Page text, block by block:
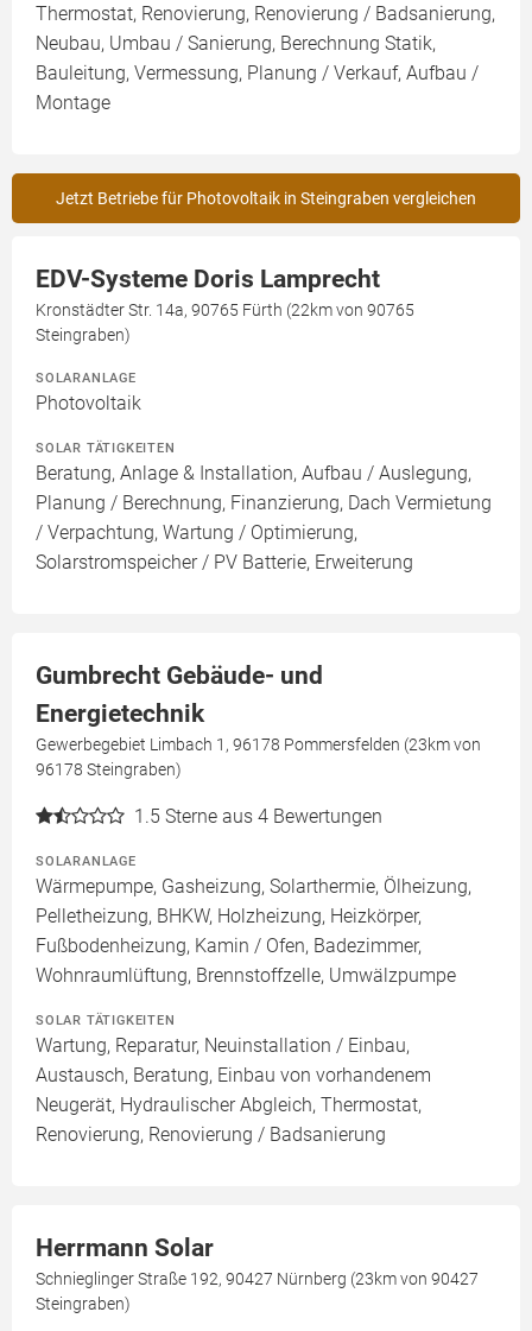
Thermostat, Renovierung, Renovierung / Badsanierung,
Neubau, Umbau / Sanierung, Berechnung Statik,
Bauleitung, Vermessung, Planung / Verkauf, Aufbau /
Montage
Jetzt Betriebe für Photovoltaik in Steingraben vergleichen
EDV-Systeme Doris Lamprecht
Kronstädter Str. 14a, 90765 Fürth (22km von 90765
Steingraben)
SOLARANLAGE
Photovoltaik
SOLAR TÄTIGKEITEN
Beratung, Anlage & Installation, Aufbau / Auslegung,
Planung / Berechnung, Finanzierung, Dach Vermietung
/ Verpachtung, Wartung / Optimierung,
Solarstromspeicher / PV Batterie, Erweiterung
Gumbrecht Gebäude- und
Energietechnik
Gewerbegebiet Limbach 1, 96178 Pommersfelden (23km von
96178 Steingraben)
1.5 Sterne aus 4 Bewertungen
SOLARANLAGE
Wärmepumpe, Gasheizung, Solarthermie, Ölheizung,
Pelletheizung, BHKW, Holzheizung, Heizkörper,
Fußbodenheizung, Kamin / Ofen, Badezimmer,
Wohnraumlüftung, Brennstoffzelle, Umwälzpumpe
SOLAR TÄTIGKEITEN
Wartung, Reparatur, Neuinstallation / Einbau,
Austausch, Beratung, Einbau von vorhandenem
Neugerät, Hydraulischer Abgleich, Thermostat,
Renovierung, Renovierung / Badsanierung
Herrmann Solar
Schnieglinger Straße 192, 90427 Nürnberg (23km von 90427
Steingraben)